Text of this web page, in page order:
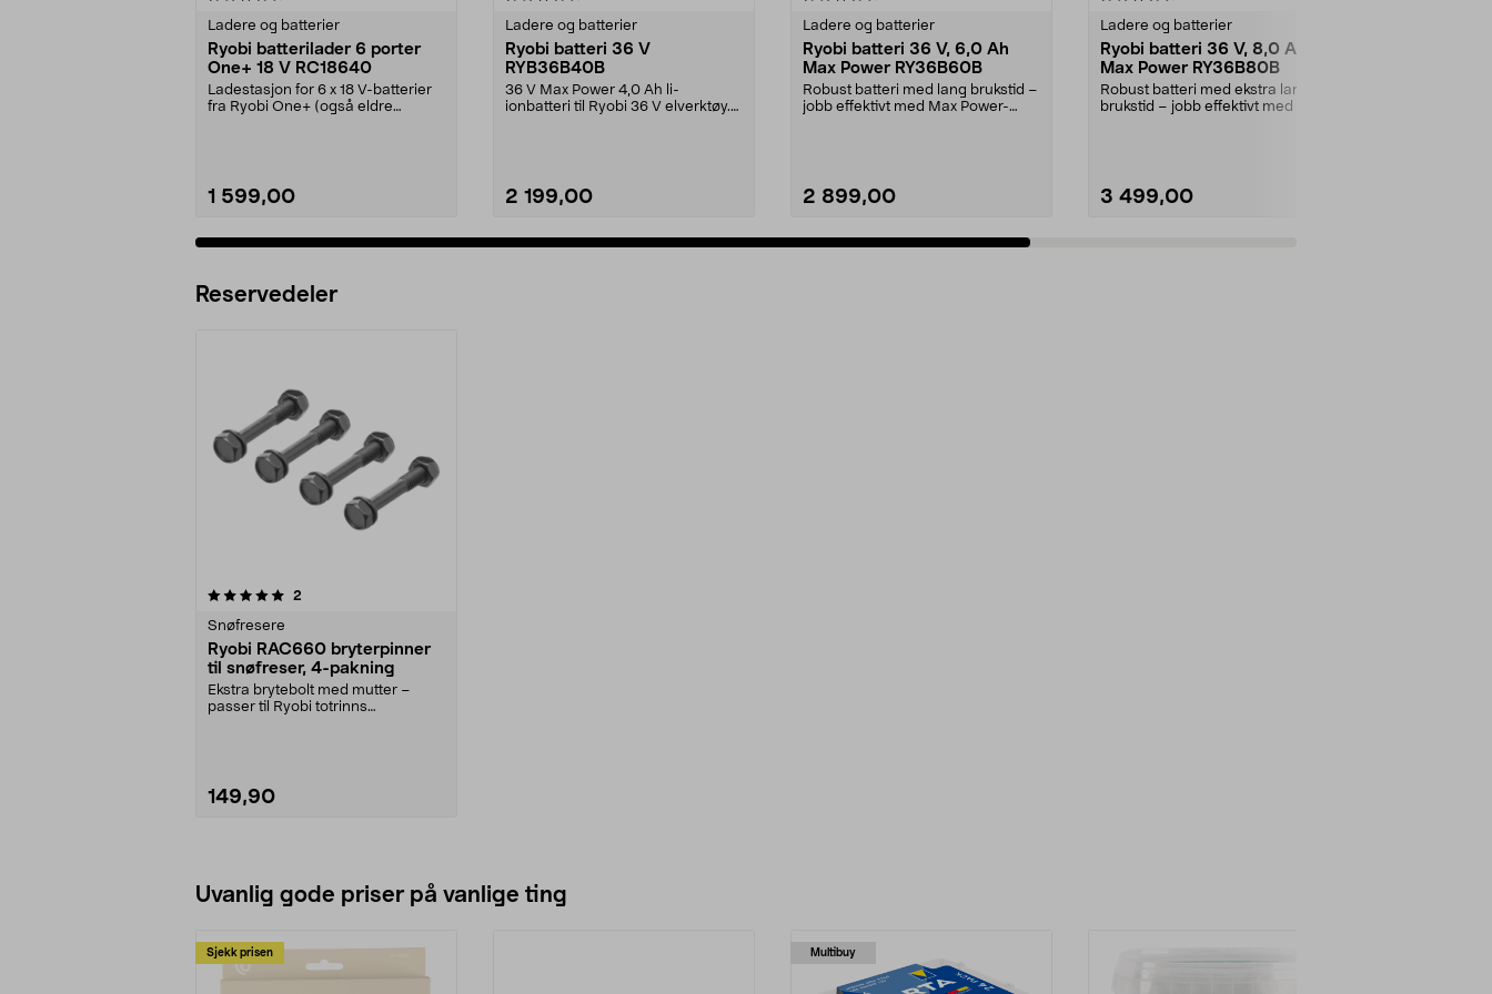
Ladere og batterier
Ryobi batterilader 6 porter
One+ 18 V RC18640
Ladestasjon for 6 x 18 V-batterier
fra Ryobi One+ (også eldre
1 599,00
Ladere og batterier
Ryobi batteri 36 V
RYB36B40B
36 V Max Power 4,0 Ah li-
ionbatteri til Ryobi 36 V elverktøy.
2 199,00
Ladere og batterier
Ryobi batteri 36 V, 6,0 Ah
Max Power RY36B60B
Robust batteri med lang brukstid –
jobb effektivt med Max Power-
2 899,00
Ladere og batterier
Ryobi batteri 36 V, 8,0 Ah
Max Power RY36B80B
Robust batteri med ekstra lang
brukstid – jobb effektivt med Max
3 499,00
Reservedeler
2
Snøfresere
Ryobi RAC660 bryterpinner
til snøfreser, 4-pakning
Ekstra brytebolt med mutter –
passer til Ryobi totrinns
149,90
Uvanlig gode priser på vanlige ting
Sjekk prisen Multibuy